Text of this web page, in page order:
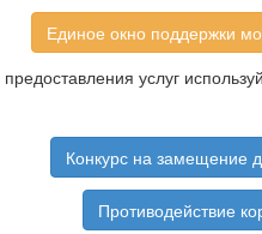
Единое окно поддержки
услуг
Конкурс на замещение
Противодействие